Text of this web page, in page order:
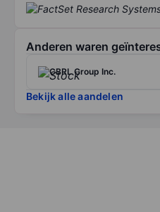
Anderen waren
CBRL Group Inc.
Bekijk alle aandelen